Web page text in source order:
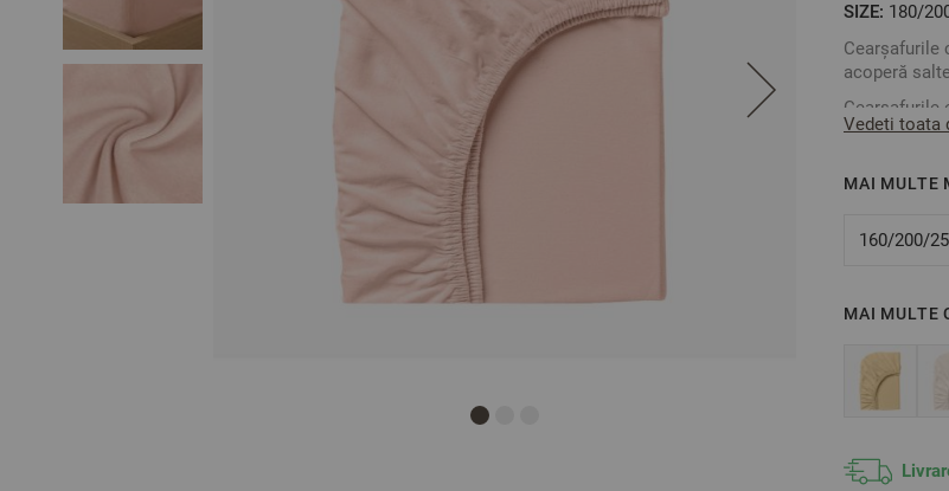
SIZE: 180/
Cearșafurile
acoperă
Cearșafurile
Material:
Mărime: 180
Vedeti toata
MAI MULTE
160/200/
MAI MULTE